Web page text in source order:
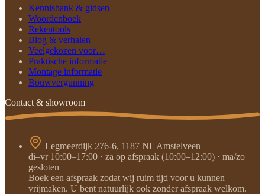
Kennisbank & gidsen
Woordenboek
Rekentools
Blog & verhalen
Veelgekozen voor…
Praktische informatie
Montage informatie
Bouwvergunning
Contact & showroom
Legmeerdijk 276-6, 1187 NL Amstelveen
di–vr 10:00–17:00 · za op afspraak (10:00–12:00) · ma/zo
gesloten
Boek een afspraak zodat wij ruim tijd voor u kunnen
vrijmaken. U bent natuurlijk ook zonder afspraak welkom.